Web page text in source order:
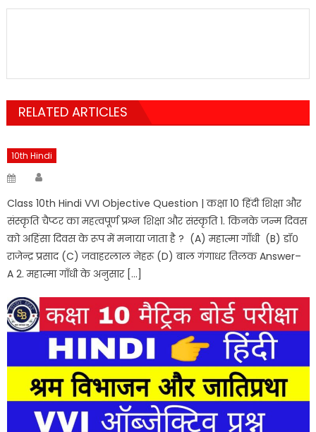
RELATED ARTICLES
10th Hindi
Posted
Class 10th Hindi VVI Objective Question | कक्षा 10 हिंदी शिक्षा और
संस्कृति चैप्टर का महत्वपूर्ण प्रश्न शिक्षा और संस्कृति 1. किनके जन्म दिवस
को अहिंसा दिवस के रूप में मनाया जाता है ? (A) महात्मा गाँधी (B) डॉ०
राजेन्द्र प्रसाद (C) जवाहरलाल नेहरू (D) बाल गंगाधर तिलक Answer–
A 2. महात्मा गाँधी के अनुसार […]